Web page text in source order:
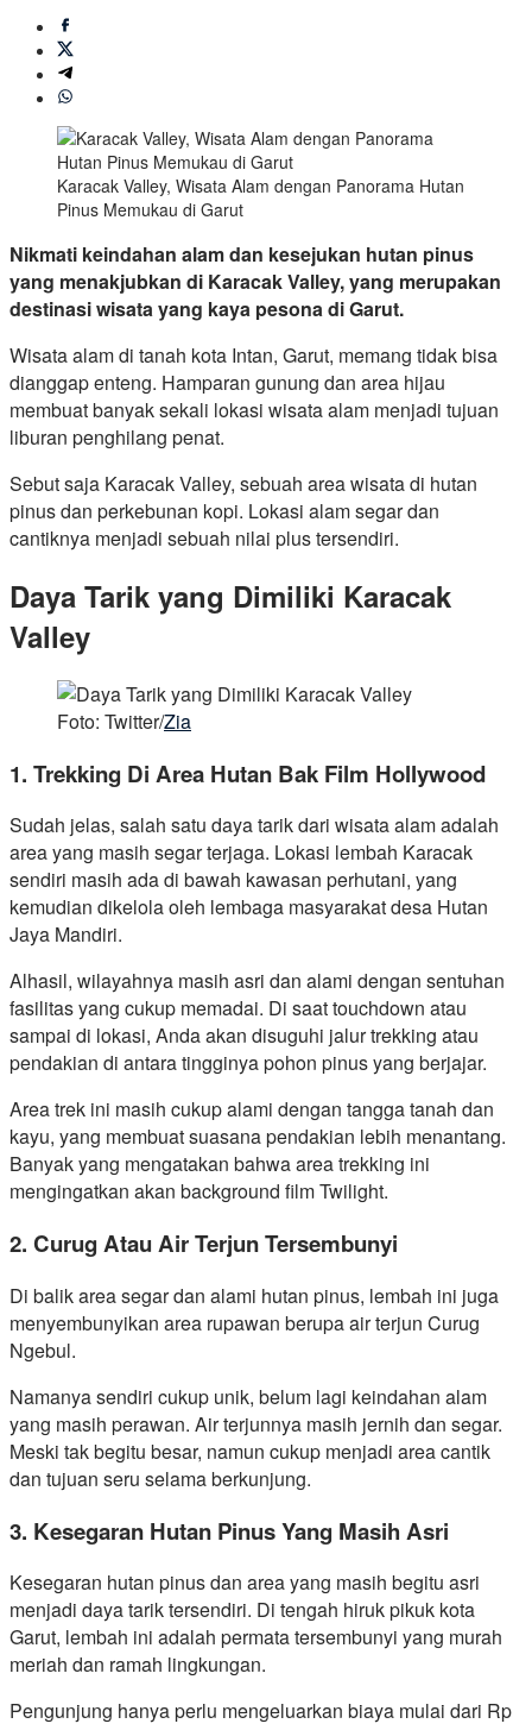
Karacak Valley, Wisata Alam dengan Panorama Hutan
Pinus Memukau di Garut
Nikmati keindahan alam dan kesejukan hutan pinus
yang menakjubkan di Karacak Valley, yang merupakan
destinasi wisata yang kaya pesona di Garut.
Wisata alam di tanah kota Intan, Garut, memang tidak bisa
dianggap enteng. Hamparan gunung dan area hijau
membuat banyak sekali lokasi wisata alam menjadi tujuan
liburan penghilang penat.
Sebut saja Karacak Valley, sebuah area wisata di hutan
pinus dan perkebunan kopi. Lokasi alam segar dan
cantiknya menjadi sebuah nilai plus tersendiri.
Daya Tarik yang Dimiliki Karacak
Valley
Foto: Twitter/Zia
1. Trekking Di Area Hutan Bak Film Hollywood
Sudah jelas, salah satu daya tarik dari wisata alam adalah
area yang masih segar terjaga. Lokasi lembah Karacak
sendiri masih ada di bawah kawasan perhutani, yang
kemudian dikelola oleh lembaga masyarakat desa Hutan
Jaya Mandiri.
Alhasil, wilayahnya masih asri dan alami dengan sentuhan
fasilitas yang cukup memadai. Di saat touchdown atau
sampai di lokasi, Anda akan disuguhi jalur trekking atau
pendakian di antara tingginya pohon pinus yang berjajar.
Area trek ini masih cukup alami dengan tangga tanah dan
kayu, yang membuat suasana pendakian lebih menantang.
Banyak yang mengatakan bahwa area trekking ini
mengingatkan akan background film Twilight.
2. Curug Atau Air Terjun Tersembunyi
Di balik area segar dan alami hutan pinus, lembah ini juga
menyembunyikan area rupawan berupa air terjun Curug
Ngebul.
Namanya sendiri cukup unik, belum lagi keindahan alam
yang masih perawan. Air terjunnya masih jernih dan segar.
Meski tak begitu besar, namun cukup menjadi area cantik
dan tujuan seru selama berkunjung.
3. Kesegaran Hutan Pinus Yang Masih Asri
Kesegaran hutan pinus dan area yang masih begitu asri
menjadi daya tarik tersendiri. Di tengah hiruk pikuk kota
Garut, lembah ini adalah permata tersembunyi yang murah
meriah dan ramah lingkungan.
Pengunjung hanya perlu mengeluarkan biaya mulai dari Rp